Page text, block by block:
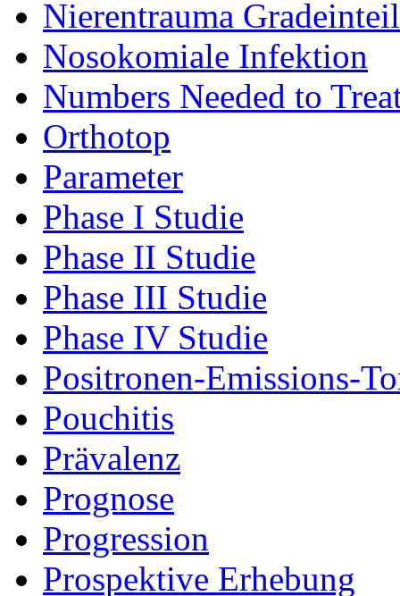
Nierentrauma
Nosokomiale Infektion
Numbers Needed to
Orthotop
Parameter
Phase I Studie
Phase II Studie
Phase III Studie
Phase IV Studie
Positronen-Emissions-
Pouchitis
Prävalenz
Prognose
Progression
Prospektive Erhebung